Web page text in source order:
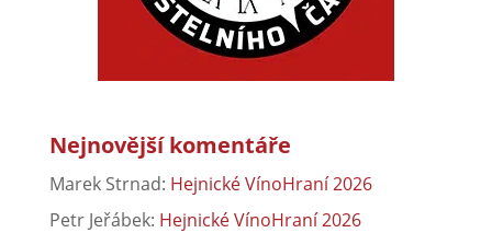
Nejnovější komentáře
Marek Strnad: Hejnické VínoHraní 2026
Petr Jeřábek: Hejnické VínoHraní 2026